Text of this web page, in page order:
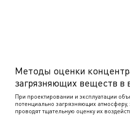
Методы оценки
загрязняющих веществ в
При проектировании и эксплуатации
потенциально загрязняющих
проводят тщательную оценку их